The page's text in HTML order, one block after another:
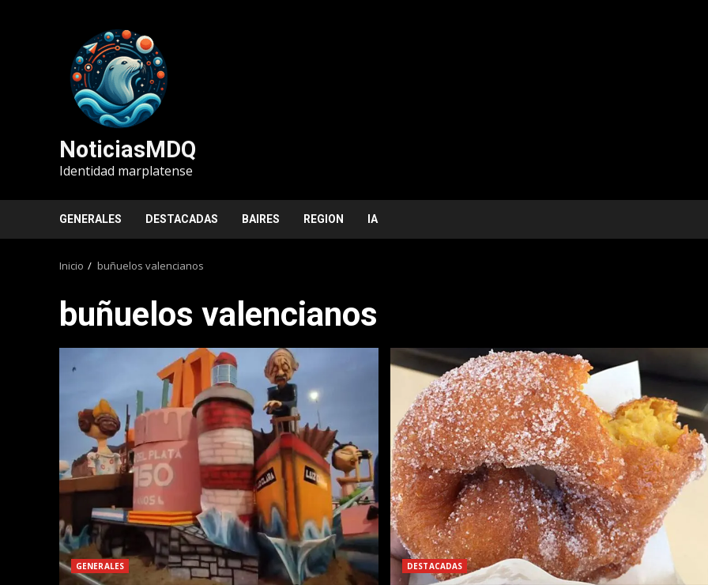
NoticiasMDQ
Identidad marplatense
GENERALES DESTACADAS BAIRES REGION IA
Inicio buñuelos valencianos
buñuelos valencianos
GENERALES DESTACADAS